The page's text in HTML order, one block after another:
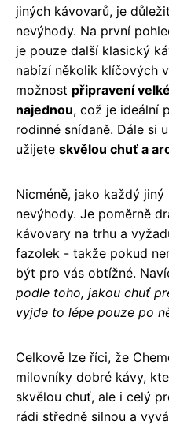
jiných kávovarů, je
nevýhody. Na první
je pouze další klasický
nabízí několik klíčových
možnost připravení
najednou, což je ideální
rodinné snídaně. Dále si
užijete skvělou chuť a
Nicméně, jako každý
nevýhody. Je poměrně
kávovary na trhu a
fazolek - takže pokud
být pro vás obtížné.
podle toho, jakou chuť
vyjde to lépe pouze po
Celkově lze říci, že
milovníky dobré kávy,
skvělou chuť, ale i celý
rádi středně silnou a